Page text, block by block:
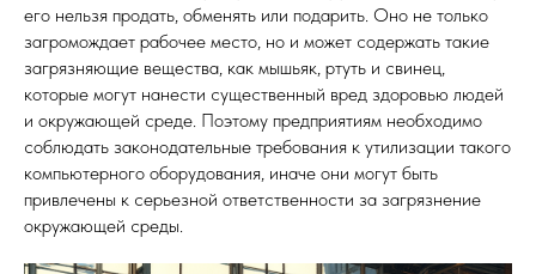
его нельзя продать, обменять или подарить. Оно не только
загромождает рабочее место, но и может содержать такие
загрязняющие вещества, как мышьяк, ртуть и свинец,
которые могут нанести существенный вред здоровью людей
и окружающей среде. Поэтому предприятиям необходимо
соблюдать законодательные требования к утилизации такого
компьютерного оборудования, иначе они могут быть
привлечены к серьезной ответственности за загрязнение
окружающей среды.